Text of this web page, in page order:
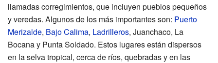
llamadas corregimientos, que incluyen pueblos pequeños
y veredas. Algunos de los más importantes son: Puerto
Merizalde, Bajo Calima, Ladrilleros, Juanchaco, La
Bocana y Punta Soldado. Estos lugares están dispersos
en la selva tropical, cerca de ríos, quebradas y en las